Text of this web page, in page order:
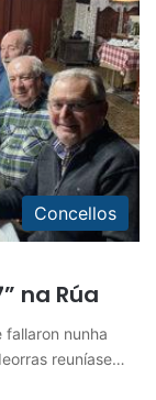
Concellos
na Rúa
nunha
reuníase…